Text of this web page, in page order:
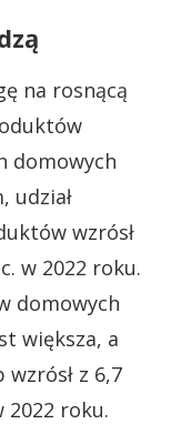
na rosnącą
domowych
udział
wzrósł
w 2022 roku.
domowych
większa, a
z 6,7
2022 roku.